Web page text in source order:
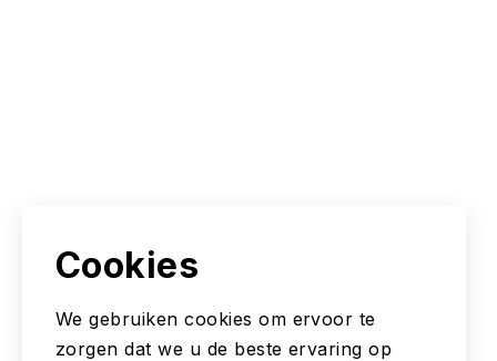
Cookies
We gebruiken cookies om ervoor te
zorgen dat we u de beste ervaring op